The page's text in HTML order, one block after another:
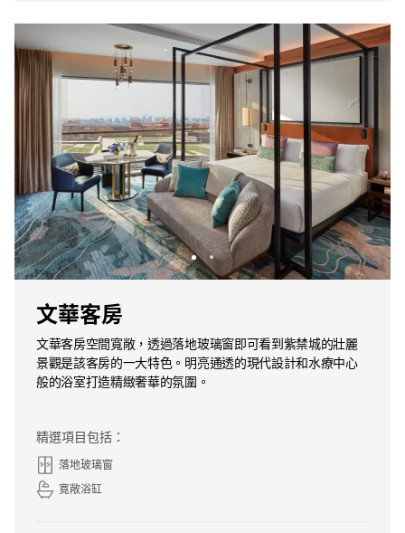
文華客房
文華客房空間寬敞，透過落地玻璃窗即可看到紫禁城的壯麗
景觀是該客房的一大特色。明亮通透的現代設計和水療中心
般的浴室打造精緻奢華的氛圍。
精選項目包括：
落地玻璃窗
寛敞浴缸